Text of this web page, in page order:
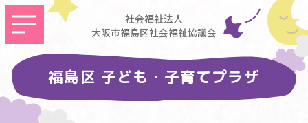
社会福祉法人
大阪市福島区社会福祉協議会
福島区 子ども・子育てプラザ